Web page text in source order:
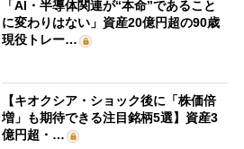
「AI・半導体関連が“本命”であること
に変わりはない」資産20億円超の90歳
現役トレー…
【キオクシア・ショック後に「株価倍
増」も期待できる注目銘柄5選】資産3
億円超・…